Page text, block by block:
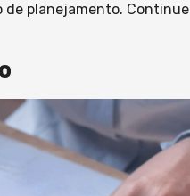
de planejamento. Continue